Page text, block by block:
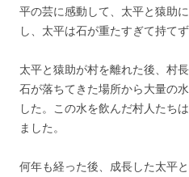
平の芸に感動して、太平と猿助
し、太平は石が重たすぎて持て
太平と猿助が村を離れた後、村
石が落ちてきた場所から大量の
した。この水を飲んだ村人たち
ました。
何年も経った後、成長した太平